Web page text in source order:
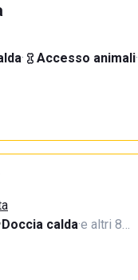
· Accesso animali·
Doccia calda·e altri 8…